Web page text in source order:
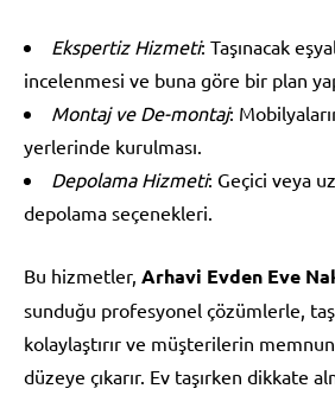
Ekspertiz Hizmeti: Taşınacak
incelenmesi ve buna göre bir plan
Montaj ve De-montaj:
yerlerinde kurulması.
Depolama Hizmeti: Geçici veya
depolama seçenekleri.
Bu hizmetler, Arhavi Evden Eve
sunduğu profesyonel çözümlerle,
kolaylaştırır ve müşterilerin
düzeye çıkarır. Ev taşırken dikkate